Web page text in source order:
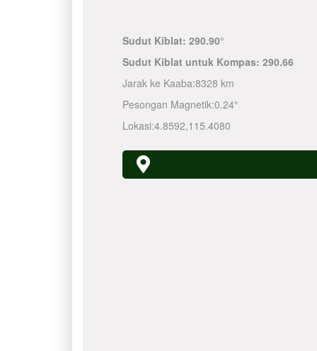
Sudut Kiblat: 290.90°
Sudut Kiblat untuk Kompas: 290.66
Jarak ke Kaaba:8328 km
Pesongan Magnetik:0.24°
Lokasi:4.8592,115.4080